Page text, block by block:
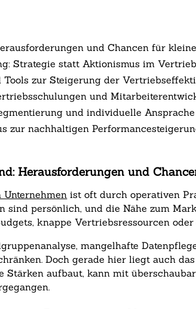
und Chancen für
Strategie statt Aktionismus im Vertrieb
Tools zur Steigerung der
und
und individuelle Ansprache
zur nachhaltigen
Herausforderungen und
ist oft durch operativen
sind persönlich, und die Nähe zum
knappe Vertriebsressourcen
mangelhafte
Doch gerade hier liegt auch
aufbaut, kann mit